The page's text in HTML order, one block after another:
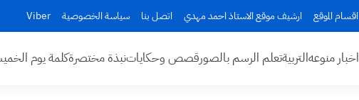
اقسام الموقع ارشيف موقع الاستاذ احمد مهدي اتصل بنا سياسة الخصوصية Viber
اخبار منوعهالتربيةتعلم الرسم بالصورقصص وحكاياتنبذة مختصرةكلمة يوم